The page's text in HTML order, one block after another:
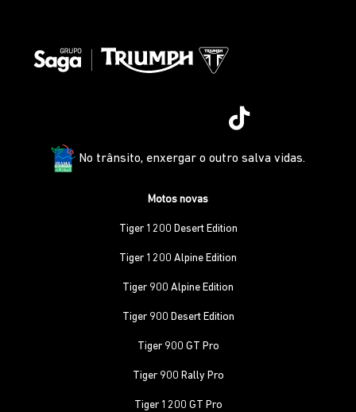
No trânsito, enxergar o outro salva vidas.
Motos novas
Tiger 1200 Desert Edition
Tiger 1200 Alpine Edition
Tiger 900 Alpine Edition
Tiger 900 Desert Edition
Tiger 900 GT Pro
Tiger 900 Rally Pro
Tiger 1200 GT Pro